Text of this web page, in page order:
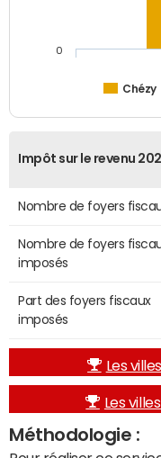
Chézy
0
Impôt sur le revenu
Nombre de foyers
Nombre de foyers
imposés
Part des foyers fiscaux
imposés
Les
Les
Méthodologie :